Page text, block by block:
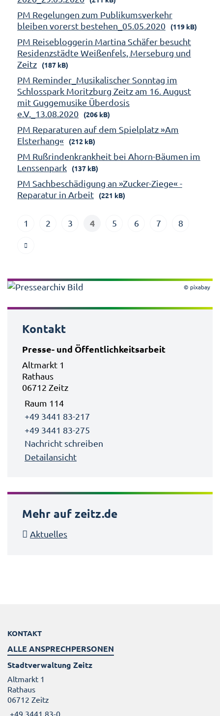
PM Regelungen zum Publikumsverkehr
bleiben vorerst bestehen_05.05.2020
(119 kB)
PM Reisebloggerin Martina Schäfer besucht
Residenzstädte Weißenfels, Merseburg und
Zeitz
(187 kB)
PM Reminder_Musikalischer Sonntag im
Schlosspark Moritzburg Zeitz am 16. August
mit Guggemusike Überdosis
e.V._13.08.2020
(206 kB)
PM Reparaturen auf dem Spielplatz »Am
Elsterhang«
(212 kB)
PM Rußrindenkrankheit bei Ahorn-Bäumen im
Lenssenpark
(137 kB)
PM Sachbeschädigung an »Zucker-Ziege« -
Reparatur in Arbeit
(221 kB)
1 2 3 4 5 6 7 8
© pixabay
Kontakt
Presse- und Öffentlichkeitsarbeit
Altmarkt 1
Rathaus
06712 Zeitz
Raum 114
+49 3441 83-217
+49 3441 83-275
Nachricht schreiben
Detailansicht
Mehr auf zeitz.de
Aktuelles
KONTAKT
ALLE ANSPRECHPERSONEN
Stadtverwaltung Zeitz
Altmarkt 1
Rathaus
06712 Zeitz
+49 3441 83-0